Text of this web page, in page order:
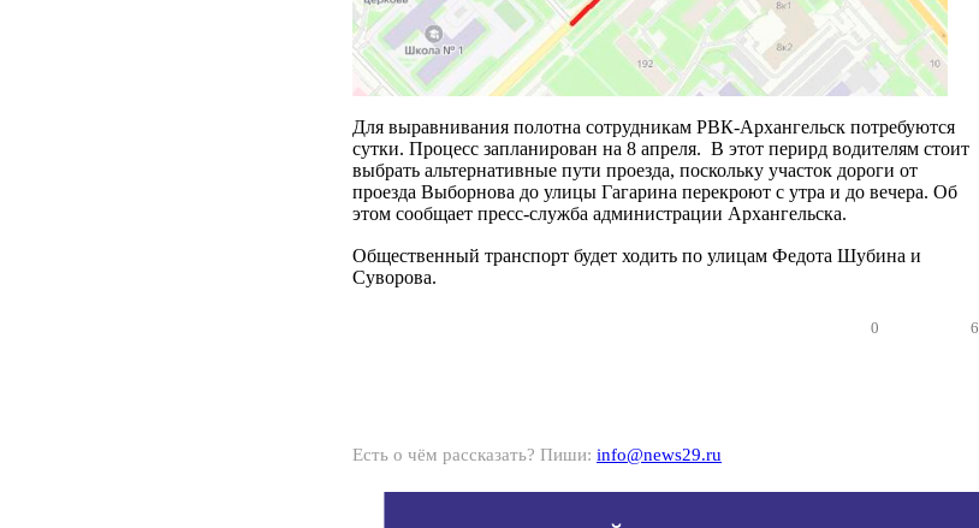
Для выравнивания полотна сотрудникам РВК-Архангельск потребуются
сутки. Процесс запланирован на 8 апреля. В этот перирд водителям стоит
выбрать альтернативные пути проезда, поскольку участок дороги от
проезда Выборнова до улицы Гагарина перекроют с утра и до вечера. Об
этом сообщает пресс-служба администрации Архангельска.
Общественный транспорт будет ходить по улицам Федота Шубина и
Суворова.
0 6
Есть о чём рассказать? Пиши: info@news29.ru